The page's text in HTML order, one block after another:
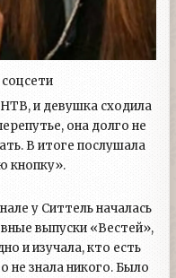
и девушка сходила
она долго не
В итоге послушала
кнопку».
у Ситтель началась
выпуски «Вестей»,
и изучала, кто есть
не знала никого. Было